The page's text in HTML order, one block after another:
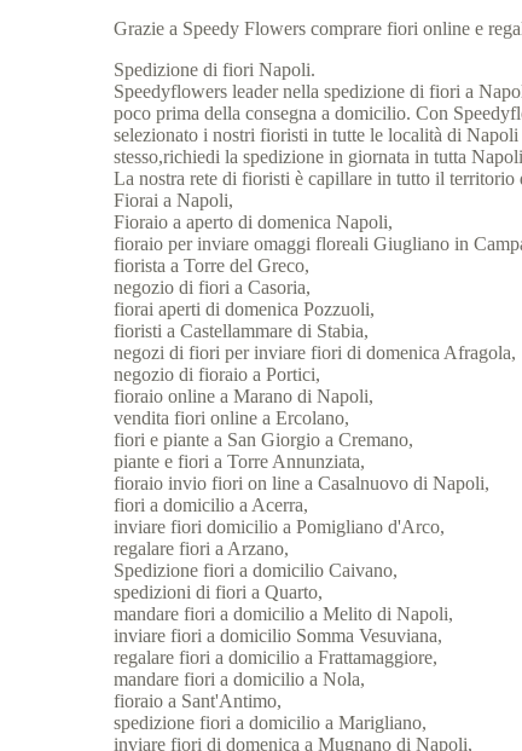
Grazie a Speedy Flowers comprare fiori online e
Spedizione di fiori Napoli.
Speedyflowers leader nella spedizione di fiori a
poco prima della consegna a domicilio. Con
selezionato i nostri fioristi in tutte le località di
stesso,richiedi la spedizione in giornata in tutta
La nostra rete di fioristi è capillare in tutto il
Fiorai a Napoli,
Fioraio a aperto di domenica Napoli,
fioraio per inviare omaggi floreali Giugliano in
fiorista a Torre del Greco,
negozio di fiori a Casoria,
fiorai aperti di domenica Pozzuoli,
fioristi a Castellammare di Stabia,
negozi di fiori per inviare fiori di domenica Afragola,
negozio di fioraio a Portici,
fioraio online a Marano di Napoli,
vendita fiori online a Ercolano,
fiori e piante a San Giorgio a Cremano,
piante e fiori a Torre Annunziata,
fioraio invio fiori on line a Casalnuovo di Napoli,
fiori a domicilio a Acerra,
inviare fiori domicilio a Pomigliano d'Arco,
regalare fiori a Arzano,
Spedizione fiori a domicilio Caivano,
spedizioni di fiori a Quarto,
mandare fiori a domicilio a Melito di Napoli,
inviare fiori a domicilio Somma Vesuviana,
regalare fiori a domicilio a Frattamaggiore,
mandare fiori a domicilio a Nola,
fioraio a Sant'Antimo,
spedizione fiori a domicilio a Marigliano,
inviare fiori di domenica a Mugnano di Napoli,